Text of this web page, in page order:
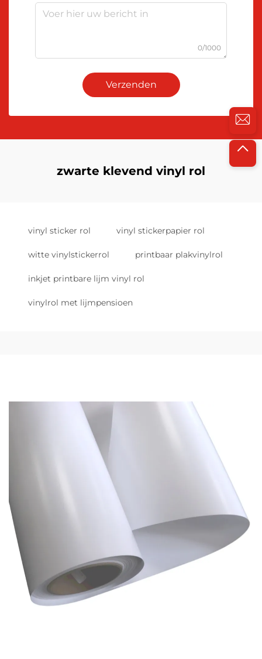
0/1000
Verzenden
zwarte klevend vinyl rol
vinyl sticker rol vinyl stickerpapier rol
witte vinylstickerrol printbaar plakvinylrol
inkjet printbare lijm vinyl rol
vinylrol met lijmpensioen